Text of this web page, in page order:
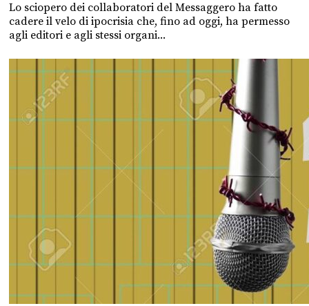
Lo sciopero dei collaboratori del Messaggero ha fatto
cadere il velo di ipocrisia che, fino ad oggi, ha permesso
agli editori e agli stessi organi...